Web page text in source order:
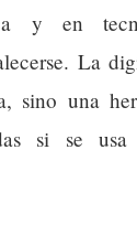
y en
La
sino una
si se